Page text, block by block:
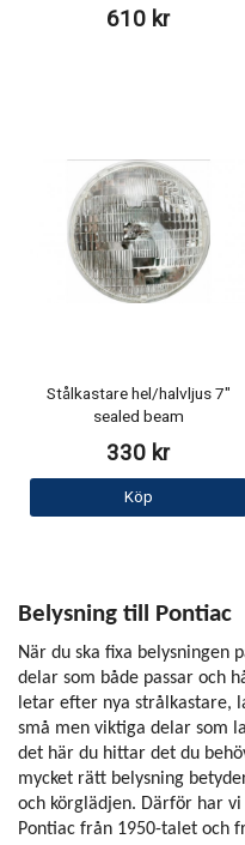
610 kr
Stålkastare hel/halvljus 7"
sealed beam
330 kr
Köp
Belysning till Pontiac
När du ska fixa belysningen
delar som både passar och
letar efter nya strålkastare,
små men viktiga delar som
det här du hittar det du
mycket rätt belysning
och körglädjen. Därför har
Pontiac från 1950-talet och